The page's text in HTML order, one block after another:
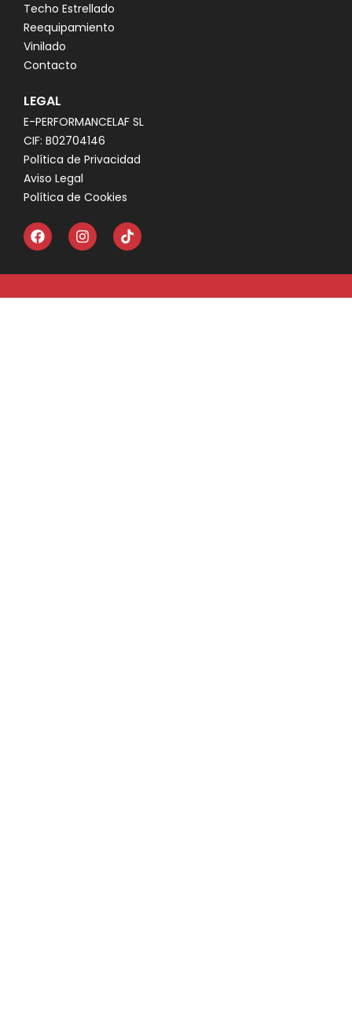
Techo Estrellado
Reequipamiento
Vinilado
Contacto
LEGAL
E-PERFORMANCELAF SL
CIF: B02704146
Política de Privacidad
Aviso Legal
Política de Cookies